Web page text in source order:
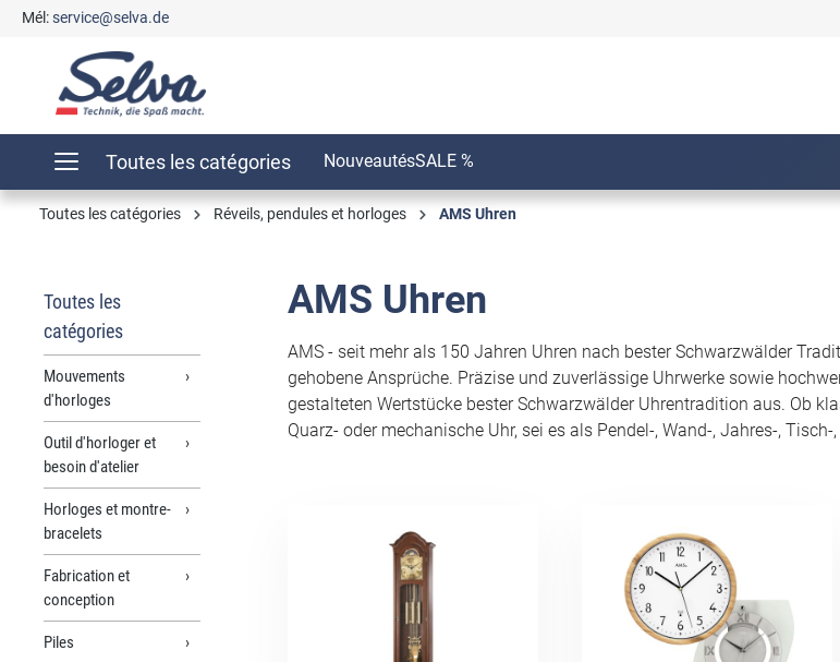
Passer à la navigation principale
Mél:service@selva.de
Toutes les catégories NouveautésSALE %
Toutes les catégories Réveils, pendules et horloges AMS Uhren
Toutes les
catégories
Mouvements
d'horloges
Outil d'horloger et
besoin d'atelier
Horloges et montre-
bracelets
Fabrication et
conception
Piles
AMS Uhren
AMS - seit mehr als 150 Jahren Uhren nach bester Schwarzwälder
gehobene Ansprüche. Präzise und zuverlässige Uhrwerke sowie
gestalteten Wertstücke bester Schwarzwälder Uhrentradition aus. Ob
Quarz- oder mechanische Uhr, sei es als Pendel-, Wand-, Jahres-, Tisch-